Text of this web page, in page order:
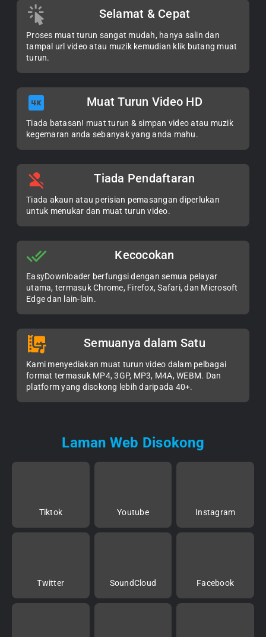
Selamat & Cepat
Proses muat turun sangat mudah, hanya salin dan
tampal url video atau muzik kemudian klik butang muat
turun.
Muat Turun Video HD
Tiada batasan! muat turun & simpan video atau muzik
kegemaran anda sebanyak yang anda mahu.
Tiada Pendaftaran
Tiada akaun atau perisian pemasangan diperlukan
untuk menukar dan muat turun video.
Kecocokan
EasyDownloader berfungsi dengan semua pelayar
utama, termasuk Chrome, Firefox, Safari, dan Microsoft
Edge dan lain-lain.
Semuanya dalam Satu
Kami menyediakan muat turun video dalam pelbagai
format termasuk MP4, 3GP, MP3, M4A, WEBM. Dan
platform yang disokong lebih daripada 40+.
Laman Web Disokong
Tiktok Youtube Instagram
Twitter SoundCloud Facebook